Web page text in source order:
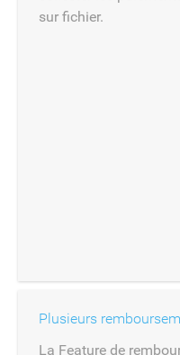
sur fichier.
Plusieurs
La Feature de